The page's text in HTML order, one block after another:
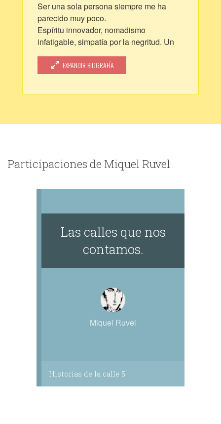
Ser una sola persona siempre me ha
parecido muy poco.
Espíritu innovador, nomadismo
infatigable, simpatía por la negritud. Un
auténtico shandy.
Mexicano por fortuna.
EXPANDIR BIOGRAFÍA
Participaciones de Miquel Ruvel
Las calles que nos
contamos.
Miquel Ruvel
Historias de la calle 5